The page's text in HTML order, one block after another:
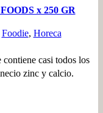
x 250 GR
Foodie, Horeca
casi todos los
zinc y calcio.